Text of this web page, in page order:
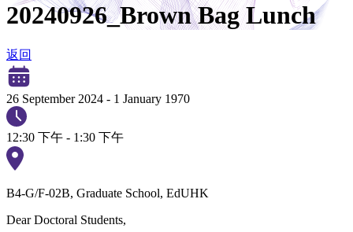
20240926_Brown Bag Lunch
返回
26 September 2024 - 1 January 1970
12:30 下午 - 1:30 下午
B4-G/F-02B, Graduate School, EdUHK
Dear Doctoral Students,